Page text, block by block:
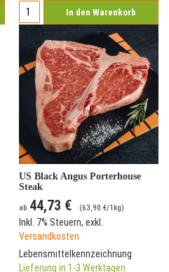
In den Warenkorb
US Black Angus Porterhouse
Steak
ab 44,73 € (63,90 €/1kg)
Inkl. 7% Steuern, exkl.
Versandkosten
Lebensmittelkennzeichnung
Lieferung in 1-3 Werktagen